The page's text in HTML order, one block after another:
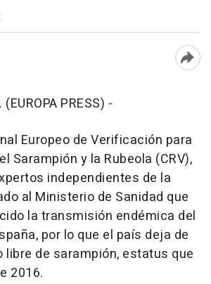
PRESS) -
Europeo de Verificación para
Sarampión y la Rubeola (CRV),
independientes de la
al Ministerio de Sanidad que
la transmisión endémica del
por lo que el país deja de
libre de sarampión, estatus que
2016.